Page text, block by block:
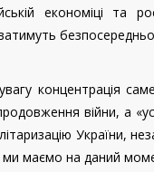
економіці та
концентрація саме
війни, а
України,
ми маємо на даний